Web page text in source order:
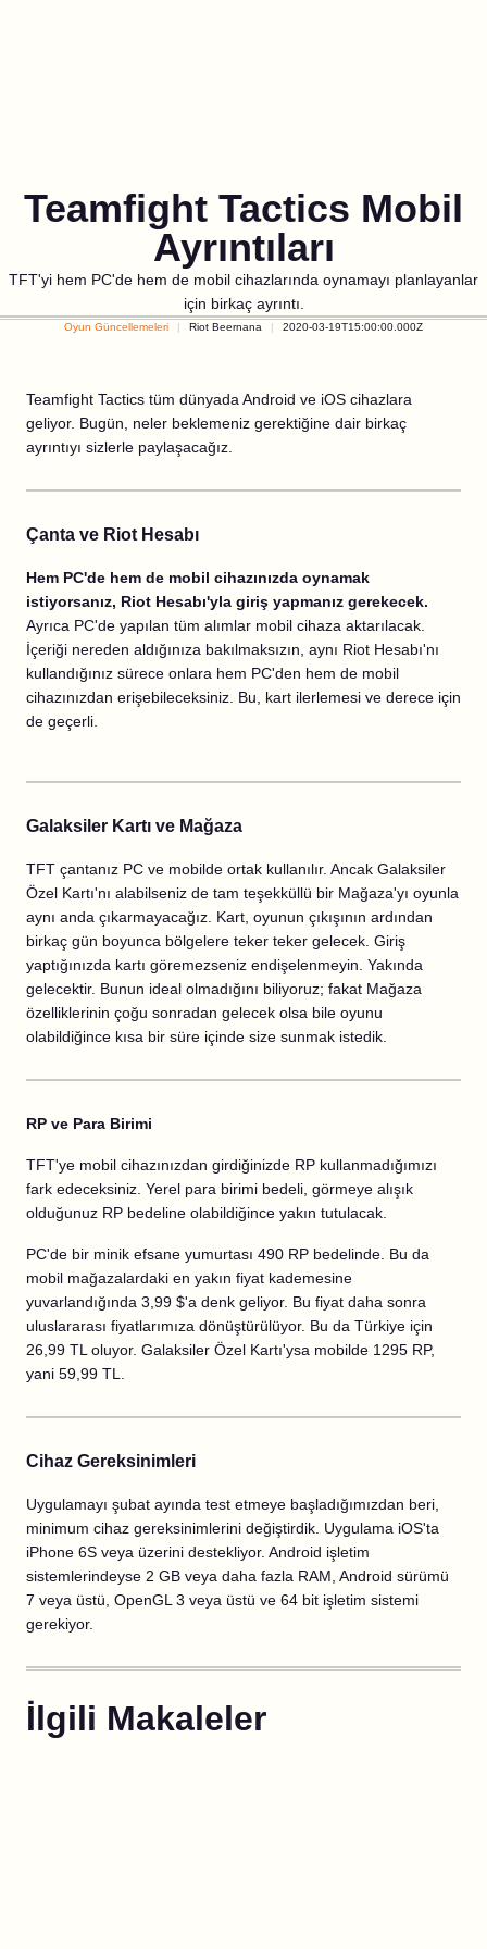
Teamfight Tactics Mobil
Ayrıntıları
TFT'yi hem PC'de hem de mobil cihazlarında oynamayı planlayanlar
için birkaç ayrıntı.
Oyun Güncellemeleri Riot Beernana 2020-03-19T15:00:00.000Z
Teamfight Tactics tüm dünyada Android ve iOS cihazlara
geliyor. Bugün, neler beklemeniz gerektiğine dair birkaç
ayrıntıyı sizlerle paylaşacağız.
Çanta ve Riot Hesabı
Hem PC'de hem de mobil cihazınızda oynamak
istiyorsanız, Riot Hesabı'yla giriş yapmanız gerekecek.
Ayrıca PC'de yapılan tüm alımlar mobil cihaza aktarılacak.
İçeriği nereden aldığınıza bakılmaksızın, aynı Riot Hesabı'nı
kullandığınız sürece onlara hem PC'den hem de mobil
cihazınızdan erişebileceksiniz. Bu, kart ilerlemesi ve derece için
de geçerli.
Galaksiler Kartı ve Mağaza
TFT çantanız PC ve mobilde ortak kullanılır. Ancak Galaksiler
Özel Kartı'nı alabilseniz de tam teşekküllü bir Mağaza'yı oyunla
aynı anda çıkarmayacağız. Kart, oyunun çıkışının ardından
birkaç gün boyunca bölgelere teker teker gelecek. Giriş
yaptığınızda kartı göremezseniz endişelenmeyin. Yakında
gelecektir. Bunun ideal olmadığını biliyoruz; fakat Mağaza
özelliklerinin çoğu sonradan gelecek olsa bile oyunu
olabildiğince kısa bir süre içinde size sunmak istedik.
RP ve Para Birimi
TFT'ye mobil cihazınızdan girdiğinizde RP kullanmadığımızı
fark edeceksiniz. Yerel para birimi bedeli, görmeye alışık
olduğunuz RP bedeline olabildiğince yakın tutulacak.
PC'de bir minik efsane yumurtası 490 RP bedelinde. Bu da
mobil mağazalardaki en yakın fiyat kademesine
yuvarlandığında 3,99 $'a denk geliyor. Bu fiyat daha sonra
uluslararası fiyatlarımıza dönüştürülüyor. Bu da Türkiye için
26,99 TL oluyor. Galaksiler Özel Kartı'ysa mobilde 1295 RP,
yani 59,99 TL.
Cihaz Gereksinimleri
Uygulamayı şubat ayında test etmeye başladığımızdan beri,
minimum cihaz gereksinimlerini değiştirdik. Uygulama iOS'ta
iPhone 6S veya üzerini destekliyor. Android işletim
sistemlerindeyse 2 GB veya daha fazla RAM, Android sürümü
7 veya üstü, OpenGL 3 veya üstü ve 64 bit işletim sistemi
gerekiyor.
İlgili Makaleler